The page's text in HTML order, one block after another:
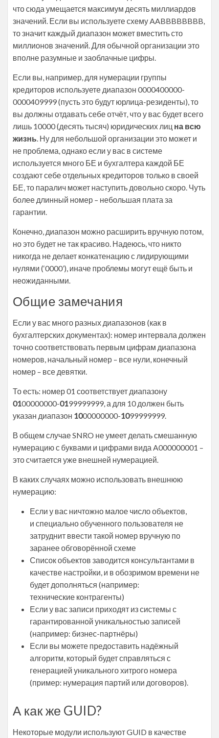
что сюда умещается максимум десять миллиардов
значений. Если вы используете схему AABBBBBBBB,
то значит каждый диапазон может вместить сто
миллионов значений. Для обычной организации это
вполне разумные и заоблачные цифры.
Если вы, например, для нумерации группы
кредиторов используете диапазон 0000400000-
0000409999 (пусть это будут юрлица-резиденты), то
вы должны отдавать себе отчёт, что у вас будет всего
лишь 10000 (десять тысяч) юридических лиц на всю
жизнь. Ну для небольшой организации это может и
не проблема, однако если у вас в системе
используется много БЕ и бухгалтера каждой БЕ
создают себе отдельных кредиторов только в своей
БЕ, то паралич может наступить довольно скоро. Чуть
более длинный номер – небольшая плата за
гарантии.
Конечно, диапазон можно расширить вручную потом,
но это будет не так красиво. Надеюсь, что никто
никогда не делает конкатенацию с лидирующими
нулями (‘0000’), иначе проблемы могут ещё быть и
неожиданными.
Общие замечания
Если у вас много разных диапазонов (как в
бухгалтерских документах): номер интервала должен
точно соответствовать первым цифрам диапазона
номеров, начальный номер – все нули, конечный
номер – все девятки.
То есть: номер 01 соответствует диапазону
0100000000-0199999999, а для 10 должен быть
указан диапазон 1000000000-1099999999.
В общем случае SNRO не умеет делать смешанную
нумерацию с буквами и цифрами вида A000000001 –
это считается уже внешней нумерацией.
В каких случаях можно использовать внешнюю
нумерацию:
Если у вас ничтожно малое число объектов,
и специально обученного пользователя не
затруднит ввести такой номер вручную по
заранее обговорённой схеме
Список объектов заводится консультантами в
качестве настройки, и в обозримом времени не
будет дополняться (например:
технические контрагенты)
Если у вас записи приходят из системы с
гарантированной уникальностью записей
(например: бизнес-партнёры)
Если вы можете предоставить надёжный
алгоритм, который будет справляться с
генерацией уникального хитрого номера
(пример: нумерация партий или договоров).
А как же GUID?
Некоторые модули используют GUID в качестве